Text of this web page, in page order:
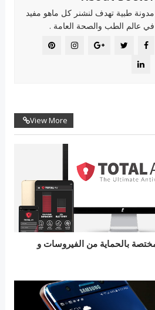
مدونة طبية تهدف لنشنر كل ماهو مفيد
في عالم الطب والصحة العامة .
View More
بالحماية من الفيروسات و